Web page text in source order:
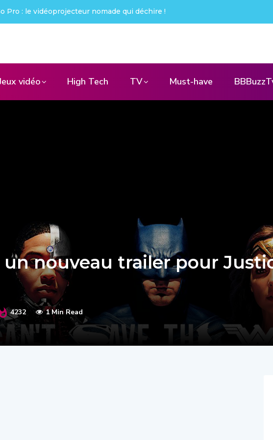
!Creative Pebble X : j’ai été choqué !
vidéo High Tech TV Must-have
un nouveau trailer pour
4232 1 Min Read